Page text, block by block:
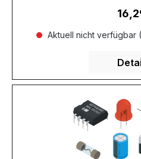
Aktuell nicht verfügbar